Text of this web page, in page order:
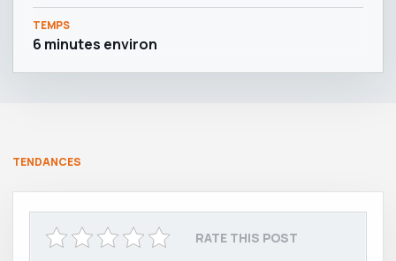
TEMPS
6 minutes environ
TENDANCES
RATE THIS POST